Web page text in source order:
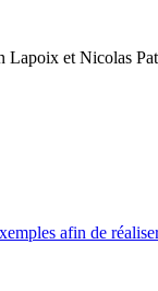
Lapoix et Nicolas
afin de